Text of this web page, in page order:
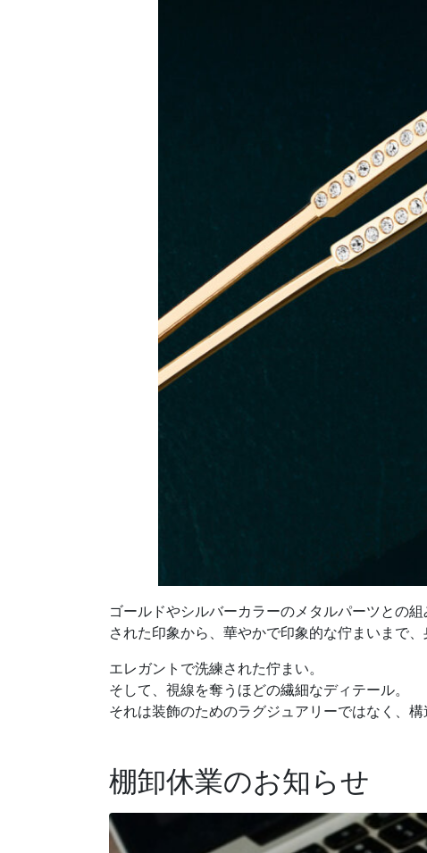
ゴールドやシルバーカラーのメタルパーツとの
された印象から、華やかで印象的な佇まいまで
エレガントで洗練された佇まい。
そして、視線を奪うほどの繊細なディテール。
それは装飾のためのラグジュアリーではなく、
棚卸休業のお知らせ